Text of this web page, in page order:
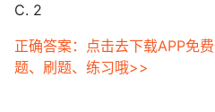
C. 2
正确答案：点击去下载APP免
题、刷题、练习哦>>